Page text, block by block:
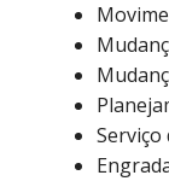
Serviço